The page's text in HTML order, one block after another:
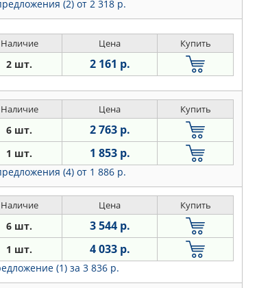
(2) от 2 318 р.
Наличие Цена Купить
2 шт. 2 161 р.
Наличие Цена Купить
6 шт. 2 763 р.
1 шт. 1 853 р.
(4) от 1 886 р.
Наличие Цена Купить
6 шт. 3 544 р.
1 шт. 4 033 р.
(1) за 3 836 р.